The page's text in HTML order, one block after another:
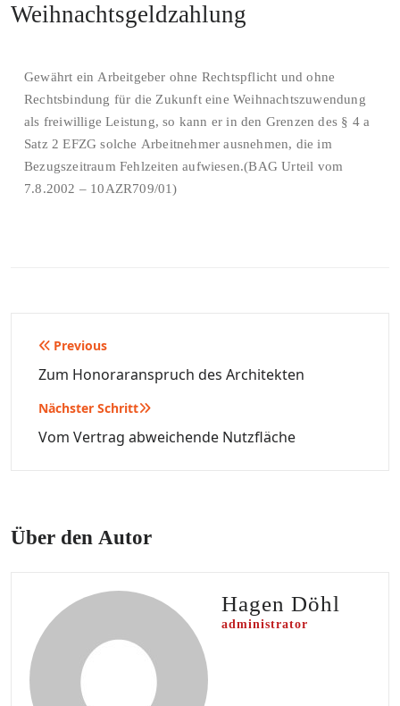
Weihnachtsgeldzahlung
Gewährt ein Arbeitgeber ohne Rechtspflicht und ohne
Rechtsbindung für die Zukunft eine Weihnachtszuwendung
als freiwillige Leistung, so kann er in den Grenzen des § 4 a
Satz 2 EFZG solche Arbeitnehmer ausnehmen, die im
Bezugszeitraum Fehlzeiten aufwiesen.(BAG Urteil vom
7.8.2002 – 10AZR709/01)
Beitragsnavigation
Previous
Zum Honoraranspruch des Architekten
Nächster Schritt
Vom Vertrag abweichende Nutzfläche
Über den Autor
Hagen Döhl
administrator